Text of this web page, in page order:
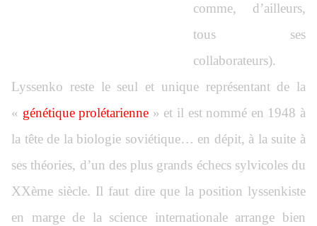
comme, d’ailleurs,
tous ses
collaborateurs).
Lyssenko reste le seul et unique représentant de la
« génétique prolétarienne » et il est nommé en 1948 à
la tête de la biologie soviétique… en dépit, à la suite à
ses théories, d’un des plus grands échecs sylvicoles du
XXème siècle. Il faut dire que la position lyssenkiste
en marge de la science internationale arrange bien